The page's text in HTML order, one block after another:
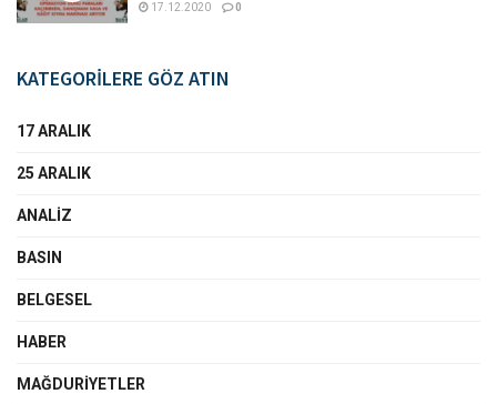
17.12.2020 0
KATEGORİLERE GÖZ ATIN
17 ARALIK
25 ARALIK
ANALIZ
BASIN
BELGESEL
HABER
MAĞDURIYETLER